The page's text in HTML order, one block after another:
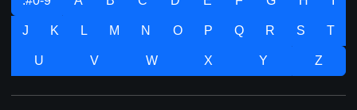
J K L M N O P Q R S T
U V W X Y Z